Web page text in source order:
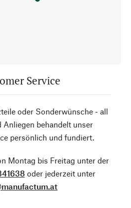
Service
oder Sonderwünsche - all
Anliegen behandelt unser
persönlich und fundiert.
Montag bis Freitag unter der
oder jederzeit unter